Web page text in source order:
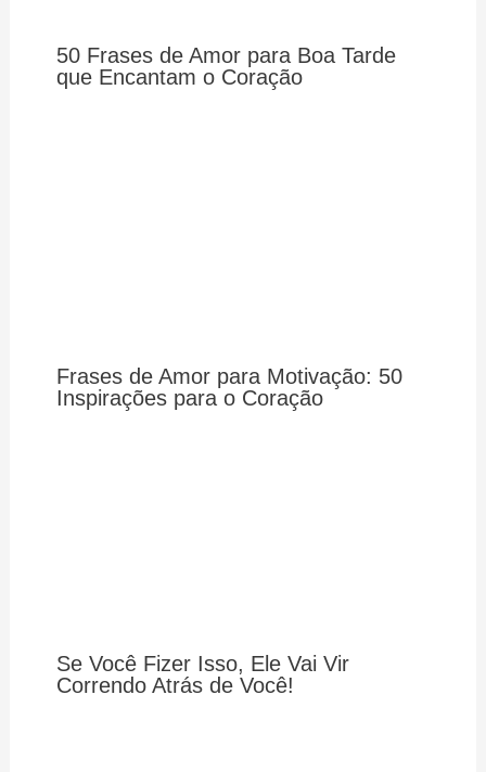
50 Frases de Amor para Boa Tarde
que Encantam o Coração
Frases de Amor para Motivação: 50
Inspirações para o Coração
Se Você Fizer Isso, Ele Vai Vir
Correndo Atrás de Você!